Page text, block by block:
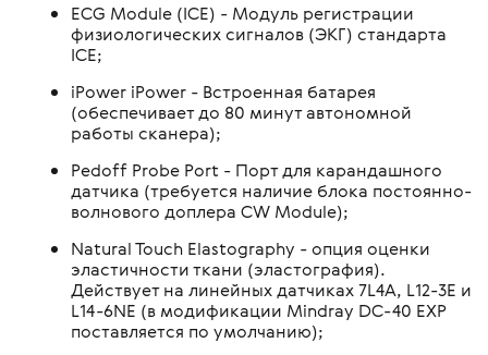
ECG Module (ICE) - Модуль регистрации
физиологических сигналов (ЭКГ) стандарта
ICE;
iPower iPower - Встроенная батарея
(обеспечивает до 80 минут автономной
работы сканера);
Pedoff Probe Port - Порт для карандашного
датчика (требуется наличие блока постоянно-
волнового доплера CW Module);
Natural Touch Elastography - опция оценки
эластичности ткани (эластография).
Действует на линейных датчиках 7L4A, L12-3E и
L14-6NE (в модификации Mindray DC-40 EXP
поставляется по умолчанию);